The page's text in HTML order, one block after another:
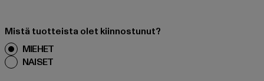
Mistä tuotteista olet kiinnostunut?
MIEHET
NAISET